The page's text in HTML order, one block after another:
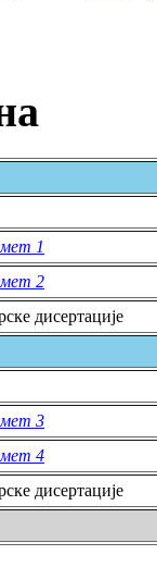
1
2
дисертације
3
4
дисертације